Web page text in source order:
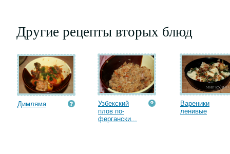
Другие рецепты вторых блюд
Димляма
Узбекский
плов по-
фергански...
Вареники
ленивые